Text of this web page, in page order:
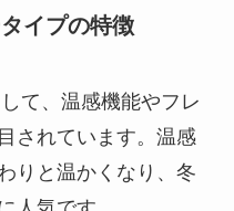
イプの特徴
て、温感機能やフレ
されています。温感
りと温かくなり、冬